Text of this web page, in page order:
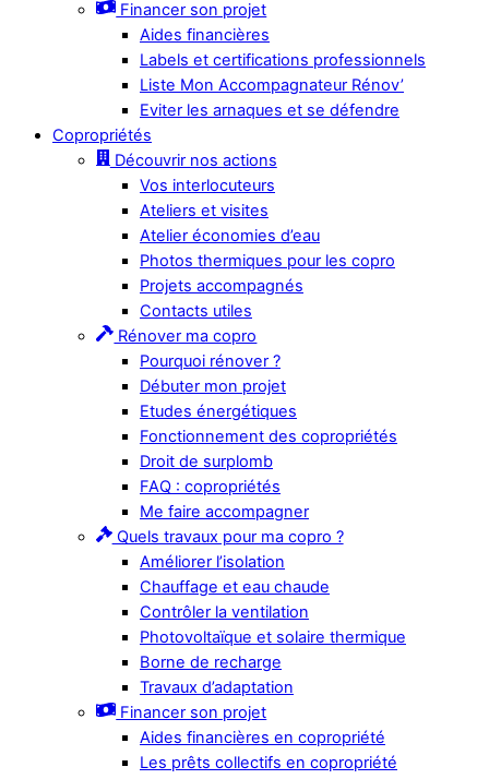
Financer son projet
Aides financières
Labels et certifications professionnels
Liste Mon Accompagnateur Rénov’
Eviter les arnaques et se défendre
Copropriétés
Découvrir nos actions
Vos interlocuteurs
Ateliers et visites
Atelier économies d’eau
Photos thermiques pour les copro
Projets accompagnés
Contacts utiles
Rénover ma copro
Pourquoi rénover ?
Débuter mon projet
Etudes énergétiques
Fonctionnement des copropriétés
Droit de surplomb
FAQ : copropriétés
Me faire accompagner
Quels travaux pour ma copro ?
Améliorer l’isolation
Chauffage et eau chaude
Contrôler la ventilation
Photovoltaïque et solaire thermique
Borne de recharge
Travaux d’adaptation
Financer son projet
Aides financières en copropriété
Les prêts collectifs en copropriété